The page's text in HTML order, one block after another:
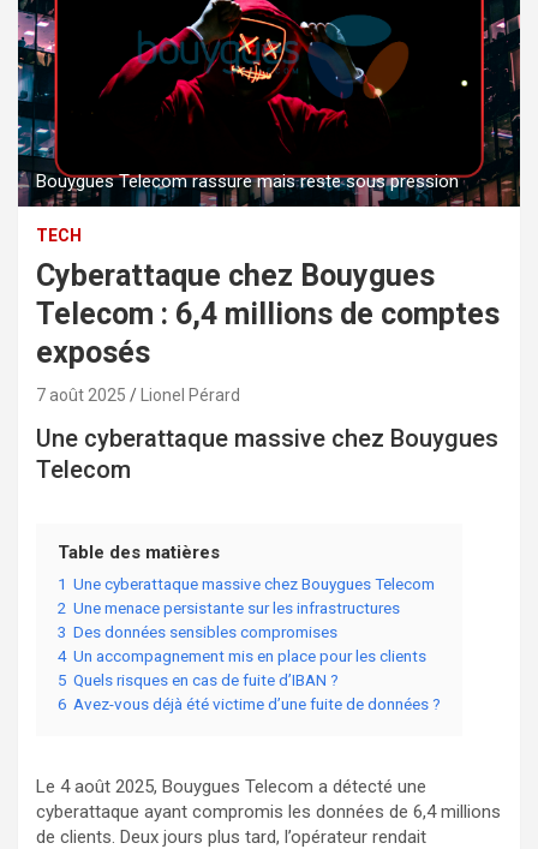
Bouygues Telecom rassure mais reste sous pression
TECH
Cyberattaque chez Bouygues
Telecom : 6,4 millions de comptes
exposés
7 août 2025 Lionel Pérard
Une cyberattaque massive chez Bouygues
Telecom
Table des matières
1 Une cyberattaque massive chez Bouygues Telecom
2 Une menace persistante sur les infrastructures
3 Des données sensibles compromises
4 Un accompagnement mis en place pour les clients
5 Quels risques en cas de fuite d’IBAN ?
6 Avez-vous déjà été victime d’une fuite de données ?
Le 4 août 2025, Bouygues Telecom a détecté une
cyberattaque ayant compromis les données de 6,4 millions
de clients. Deux jours plus tard, l’opérateur rendait